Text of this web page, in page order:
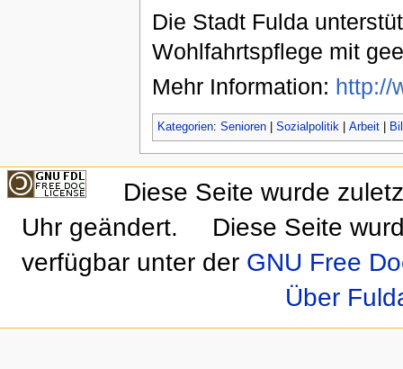
Die Stadt Fulda
Wohlfahrtspflege mit
Mehr Information: http://
Kategorien: Senioren| Sozialpolitik| Arbeit|
Diese Seite wurde
Uhr geändert.
Diese Seite
verfügbar unter der GNU Free
Über